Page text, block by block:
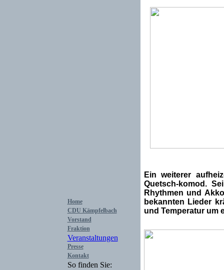
Home
CDU Kämpfelbach
Vorstand
Fraktion
Veranstaltungen
Presse
Kontakt
Ein weiterer
Quetsch-komod.
Rhythmen und
bekannten Lieder